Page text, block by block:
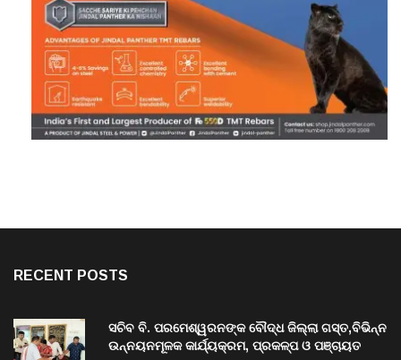
RECENT POSTS
ସଚିବ ବି. ପରମେଶ୍ୱରନଙ୍କ ବୌଦ୍ଧ ଜିଲ୍ଲା ଗସ୍ତ,ବିଭିନ୍ନ
ଉନ୍ନୟନମୂଳକ କାର୍ଯ୍ୟକ୍ରମ, ପ୍ରକଳ୍ପ ଓ ପଞ୍ଚାୟତ